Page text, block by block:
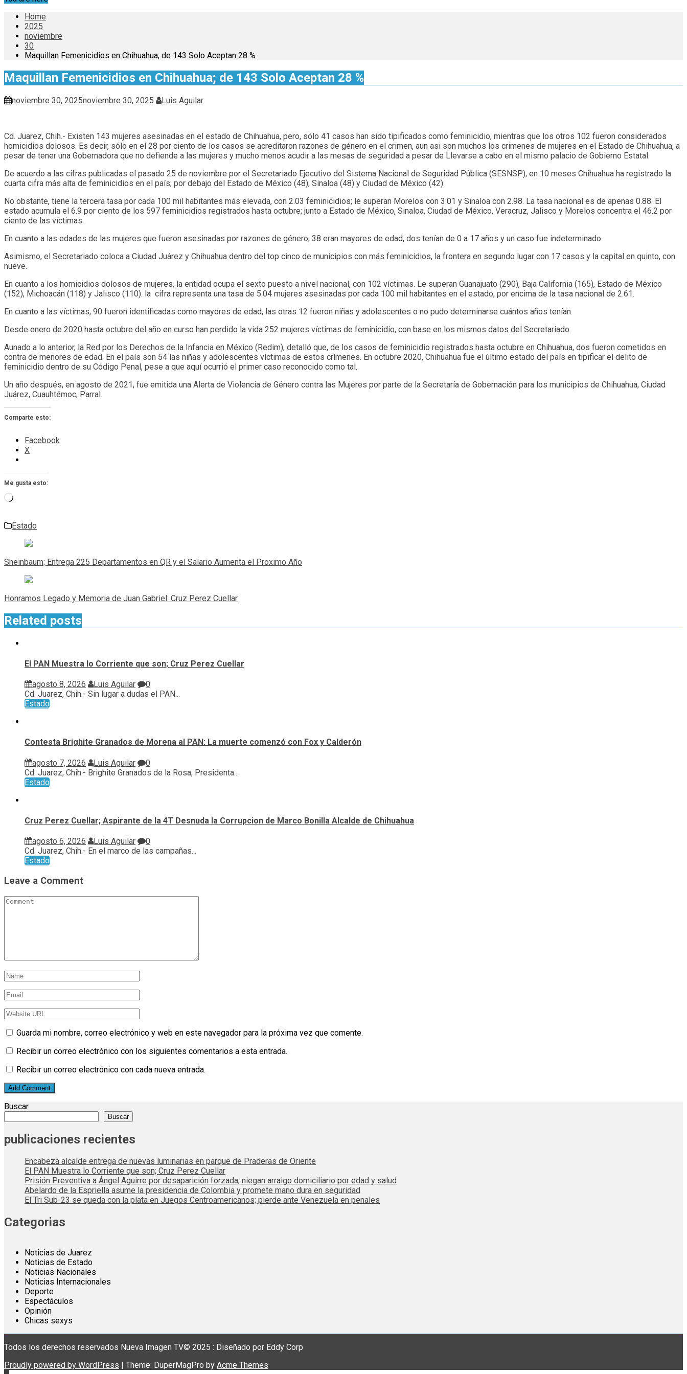
Home
2025
noviembre
30
Maquillan Femenicidios en Chihuahua; de 143 Solo Aceptan 28 %
Maquillan Femenicidios en Chihuahua; de 143 Solo Aceptan 28 %
noviembre 30, 2025noviembre 30, 2025 Luis Aguilar
Cd. Juarez, Chih.- Existen 143 mujeres asesinadas en el estado de Chihuahua, pero, sólo 41 casos han sido tipificados como feminicidio, mientras que los otros 102 fueron considerados
homicidios dolosos. Es decir, sólo en el 28 por ciento de los casos se acreditaron razones de género en el crimen, aun asi son muchos los crimenes de mujeres en el Estado de Chihuahua, a
pesar de tener una Gobernadora que no defiende a las mujeres y mucho menos acudir a las mesas de seguridad a pesar de Llevarse a cabo en el mismo palacio de Gobierno Estatal.
De acuerdo a las cifras publicadas el pasado 25 de noviembre por el Secretariado Ejecutivo del Sistema Nacional de Seguridad Pública (SESNSP), en 10 meses Chihuahua ha registrado la
cuarta cifra más alta de feminicidios en el país, por debajo del Estado de México (48), Sinaloa (48) y Ciudad de México (42).
No obstante, tiene la tercera tasa por cada 100 mil habitantes más elevada, con 2.03 feminicidios; le superan Morelos con 3.01 y Sinaloa con 2.98. La tasa nacional es de apenas 0.88. El
estado acumula el 6.9 por ciento de los 597 feminicidios registrados hasta octubre; junto a Estado de México, Sinaloa, Ciudad de México, Veracruz, Jalisco y Morelos concentra el 46.2 por
ciento de las víctimas.
En cuanto a las edades de las mujeres que fueron asesinadas por razones de género, 38 eran mayores de edad, dos tenían de 0 a 17 años y un caso fue indeterminado.
Asimismo, el Secretariado coloca a Ciudad Juárez y Chihuahua dentro del top cinco de municipios con más feminicidios, la frontera en segundo lugar con 17 casos y la capital en quinto, con
nueve.
En cuanto a los homicidios dolosos de mujeres, la entidad ocupa el sexto puesto a nivel nacional, con 102 víctimas. Le superan Guanajuato (290), Baja California (165), Estado de México
(152), Michoacán (118) y Jalisco (110). la cifra representa una tasa de 5.04 mujeres asesinadas por cada 100 mil habitantes en el estado, por encima de la tasa nacional de 2.61.
En cuanto a las víctimas, 90 fueron identificadas como mayores de edad, las otras 12 fueron niñas y adolescentes o no pudo determinarse cuántos años tenían.
Desde enero de 2020 hasta octubre del año en curso han perdido la vida 252 mujeres víctimas de feminicidio, con base en los mismos datos del Secretariado.
Aunado a lo anterior, la Red por los Derechos de la Infancia en México (Redim), detalló que, de los casos de feminicidio registrados hasta octubre en Chihuahua, dos fueron cometidos en
contra de menores de edad. En el país son 54 las niñas y adolescentes víctimas de estos crímenes. En octubre 2020, Chihuahua fue el último estado del país en tipificar el delito de
feminicidio dentro de su Código Penal, pese a que aquí ocurrió el primer caso reconocido como tal.
Un año después, en agosto de 2021, fue emitida una Alerta de Violencia de Género contra las Mujeres por parte de la Secretaría de Gobernación para los municipios de Chihuahua, Ciudad
Juárez, Cuauhtémoc, Parral.
Comparte esto:
Facebook
X
Me gusta esto:
Cargando...
Estado
Navegación
de
entradas
Sheinbaum; Entrega 225 Departamentos en QR y el Salario Aumenta el Proximo Año
Honramos Legado y Memoria de Juan Gabriel: Cruz Perez Cuellar
Related posts
El PAN Muestra lo Corriente que son; Cruz Perez Cuellar
agosto 8, 2026 Luis Aguilar
0
Cd. Juarez, Chih.- Sin lugar a dudas el PAN...
Estado
Contesta Brighite Granados de Morena al PAN: La muerte comenzó con Fox y Calderón
agosto 7, 2026 Luis Aguilar
0
Cd. Juarez, Chih.- Brighite Granados de la Rosa, Presidenta...
Estado
Cruz Perez Cuellar; Aspirante de la 4T Desnuda la Corrupcion de Marco Bonilla Alcalde de Chihuahua
agosto 6, 2026 Luis Aguilar
0
Cd. Juarez, Chih.- En el marco de las campañas...
Estado
Leave a Comment
Guarda mi nombre, correo electrónico y web en este navegador para la próxima vez que comente.
Recibir un correo electrónico con los siguientes comentarios a esta entrada.
Recibir un correo electrónico con cada nueva entrada.
Buscar
Buscar
publicaciones recientes
Encabeza alcalde entrega de nuevas luminarias en parque de Praderas de Oriente
El PAN Muestra lo Corriente que son; Cruz Perez Cuellar
Prisión Preventiva a Ángel Aguirre por desaparición forzada; niegan arraigo domiciliario por edad y salud
Abelardo de la Espriella asume la presidencia de Colombia y promete mano dura en seguridad
El Tri Sub-23 se queda con la plata en Juegos Centroamericanos; pierde ante Venezuela en penales
Categorias
Noticias de Juarez
Noticias de Estado
Noticias Nacionales
Noticias Internacionales
Deporte
Espectáculos
Opinión
Chicas sexys
Todos los derechos reservados Nueva Imagen TV© 2025 : Diseñado por Eddy Corp
Proudly powered by WordPress
Theme: DuperMagPro by Acme Themes